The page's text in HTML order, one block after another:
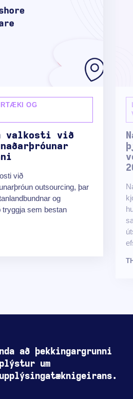
OG
valkosti við
við
outsourcing, þar
og
tryggja sem bestan
að þekkingargrunni
um